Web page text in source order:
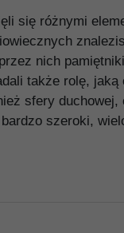
się różnymi
nich
także rolę,
sfery
szeroki,